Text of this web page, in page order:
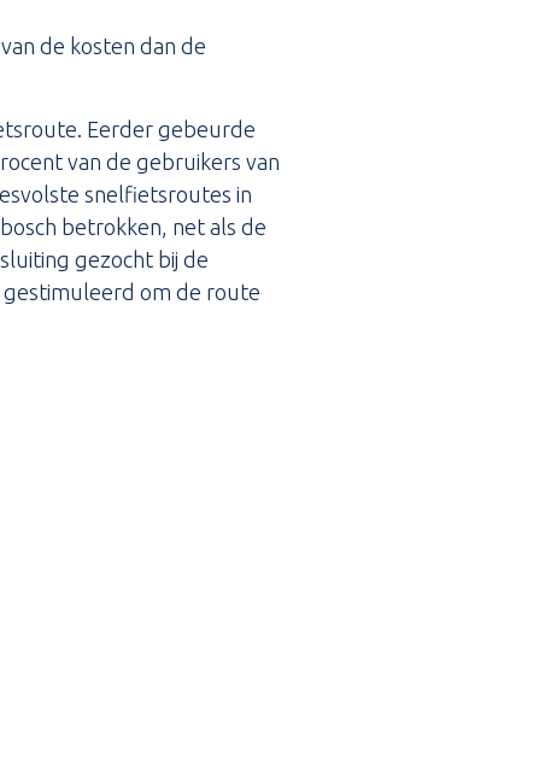
de kosten dan de
Eerder gebeurde
van de gebruikers van
snelfietsroutes in
betrokken, net als de
gezocht bij de
gestimuleerd om de route